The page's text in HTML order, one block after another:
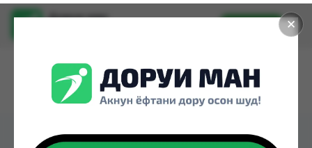
✕
Доруи ман
Установить